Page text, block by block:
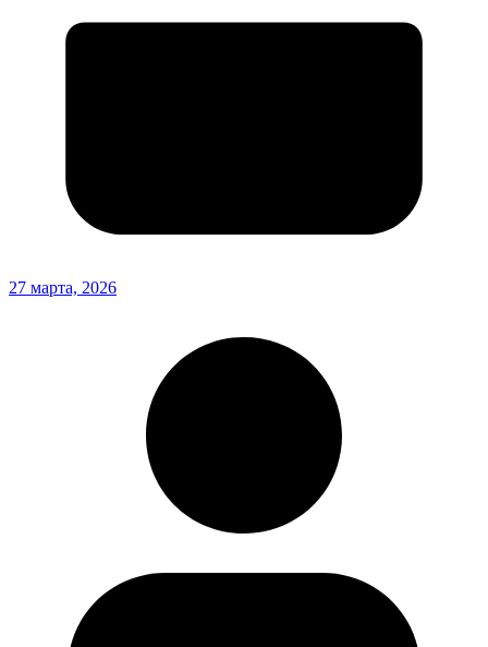
27 марта, 2026